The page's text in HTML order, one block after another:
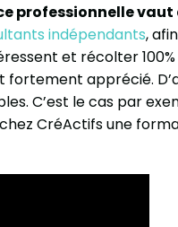
professionnelle vaut
indépendants,
et récolter
fortement apprécié.
C’est le cas par
CréActifs une